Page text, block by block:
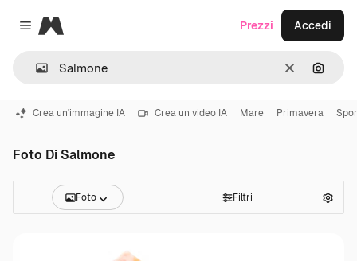
Close menu
Magnific
CancellaCerca
Prezzi Accedi
Crea un'immagine IA Crea un video IA Mare Primavera
Foto Di Salmone
Foto Filtri